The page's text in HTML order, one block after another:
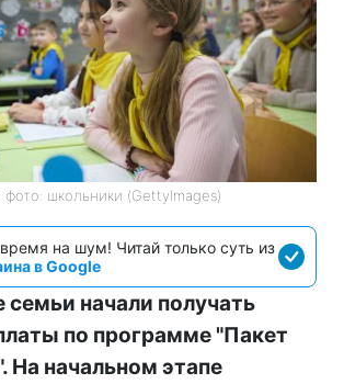
школьники (GettyImages)
на шум! Читай только суть из
в Google
семьи начали получать
по программе "Пакет
На начальном этапе